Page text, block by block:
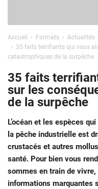
Accueil Formats
Actualités
35 faits terrifiants qui vous
catastrophiques de la surpêche
35 faits
sur les
de la surpêche
L’océan et les espèces
la pêche industrielle est
crustacés et autres
santé. Pour bien vous
sommes en train de
informations marquantes